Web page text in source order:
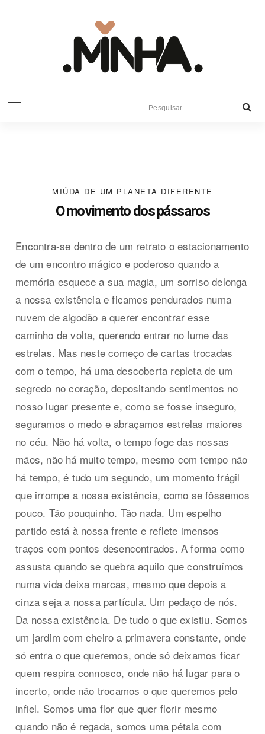
MIÚDA DE UM PLANETA DIFERENTE
O movimento dos pássaros
Encontra-se dentro de um retrato o estacionamento
de um encontro mágico e poderoso quando a
memória esquece a sua magia, um sorriso delonga
a nossa existência e ficamos pendurados numa
nuvem de algodão a querer encontrar esse
caminho de volta, querendo entrar no lume das
estrelas. Mas neste começo de cartas trocadas
com o tempo, há uma descoberta repleta de um
segredo no coração, depositando sentimentos no
nosso lugar presente e, como se fosse inseguro,
seguramos o medo e abraçamos estrelas maiores
no céu. Não há volta, o tempo foge das nossas
mãos, não há muito tempo, mesmo com tempo não
há tempo, é tudo um segundo, um momento frágil
que irrompe a nossa existência, como se fôssemos
pouco. Tão pouquinho. Tão nada. Um espelho
partido está à nossa frente e reflete imensos
traços com pontos desencontrados. A forma como
assusta quando se quebra aquilo que construímos
numa vida deixa marcas, mesmo que depois a
cinza seja a nossa partícula. Um pedaço de nós.
Da nossa existência. De tudo o que existiu. Somos
um jardim com cheiro a primavera constante, onde
só entra o que queremos, onde só deixamos ficar
quem respira connosco, onde não há lugar para o
incerto, onde não trocamos o que queremos pelo
infiel. Somos uma flor que quer florir mesmo
quando não é regada, somos uma pétala com